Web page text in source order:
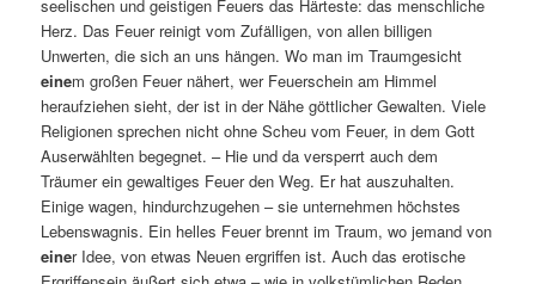
seelischen und geistigen Feuers das Härteste: das menschliche
Herz. Das Feuer reinigt vom Zufälligen, von allen billigen
Unwerten, die sich an uns hängen. Wo man im Traumgesicht
einem großen Feuer nähert, wer Feuerschein am Himmel
heraufziehen sieht, der ist in der Nähe göttlicher Gewalten. Viele
Religionen sprechen nicht ohne Scheu vom Feuer, in dem Gott
Auserwählten begegnet. – Hie und da versperrt auch dem
Träumer ein gewaltiges Feuer den Weg. Er hat auszuhalten.
Einige wagen, hindurchzugehen – sie unternehmen höchstes
Lebenswagnis. Ein helles Feuer brennt im Traum, wo jemand von
einer Idee, von etwas Neuen ergriffen ist. Auch das erotische